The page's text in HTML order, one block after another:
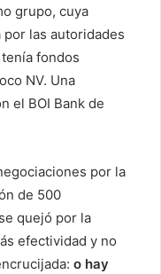
grupo, cuya
las autoridades
fondos
NV. Una
el BOI Bank de
por la
de 500
quejó por la
efectividad y no
o hay